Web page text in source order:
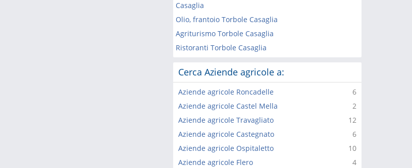
Casaglia
Olio, frantoio Torbole Casaglia
Agriturismo Torbole Casaglia
Ristoranti Torbole Casaglia
Cerca Aziende agricole a:
6
Aziende agricole Roncadelle
2
Aziende agricole Castel Mella
12
Aziende agricole Travagliato
6
Aziende agricole Castegnato
10
Aziende agricole Ospitaletto
4
Aziende agricole Flero